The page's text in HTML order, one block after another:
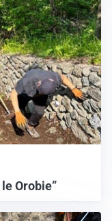
Orobie”